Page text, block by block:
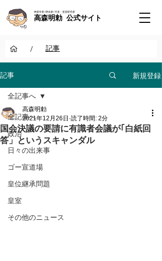
神道学者 / 歴史家 / 天皇・皇室研究者
高森明勅 公式サイト
/ 記事
記事 新規登録
全記事へ
政治
日々の出来事
ゴー宣道場
皇位継承問題
皇室
その他のニュース
全記事へ
国会決議の要請に有識者会議が｢白紙回
答」というスキャンダル
高森明勅
2021年12月26日 読了時間: 2分